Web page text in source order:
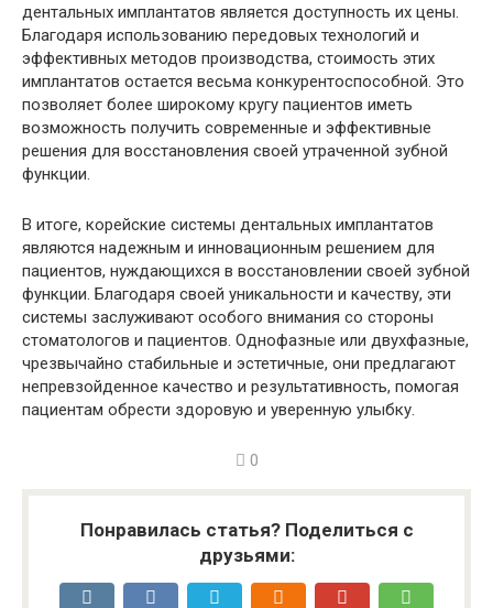
дентальных имплантатов является доступность их цены.
Благодаря использованию передовых технологий и
эффективных методов производства, стоимость этих
имплантатов остается весьма конкурентоспособной. Это
позволяет более широкому кругу пациентов иметь
возможность получить современные и эффективные
решения для восстановления своей утраченной зубной
функции.
В итоге, корейские системы дентальных имплантатов
являются надежным и инновационным решением для
пациентов, нуждающихся в восстановлении своей зубной
функции. Благодаря своей уникальности и качеству, эти
системы заслуживают особого внимания со стороны
стоматологов и пациентов. Однофазные или двухфазные,
чрезвычайно стабильные и эстетичные, они предлагают
непревзойденное качество и результативность, помогая
пациентам обрести здоровую и уверенную улыбку.
0
Понравилась статья? Поделиться с
друзьями: